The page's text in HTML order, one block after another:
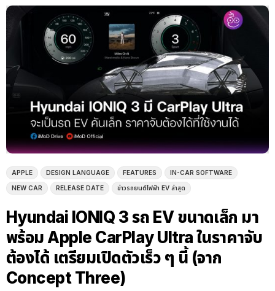
APPLE DESIGN LANGUAGE FEATURES IN-CAR SOFTWARE
NEW CAR RELEASE DATE ข่าวรถยนต์ไฟฟ้า EV ล่าสุด
Hyundai IONIQ 3 รถ EV ขนาดเล็ก มา
พร้อม Apple CarPlay Ultra ในราคาจับ
ต้องได้ เตรียมเปิดตัวเร็ว ๆ นี้ (จาก
Concept Three)